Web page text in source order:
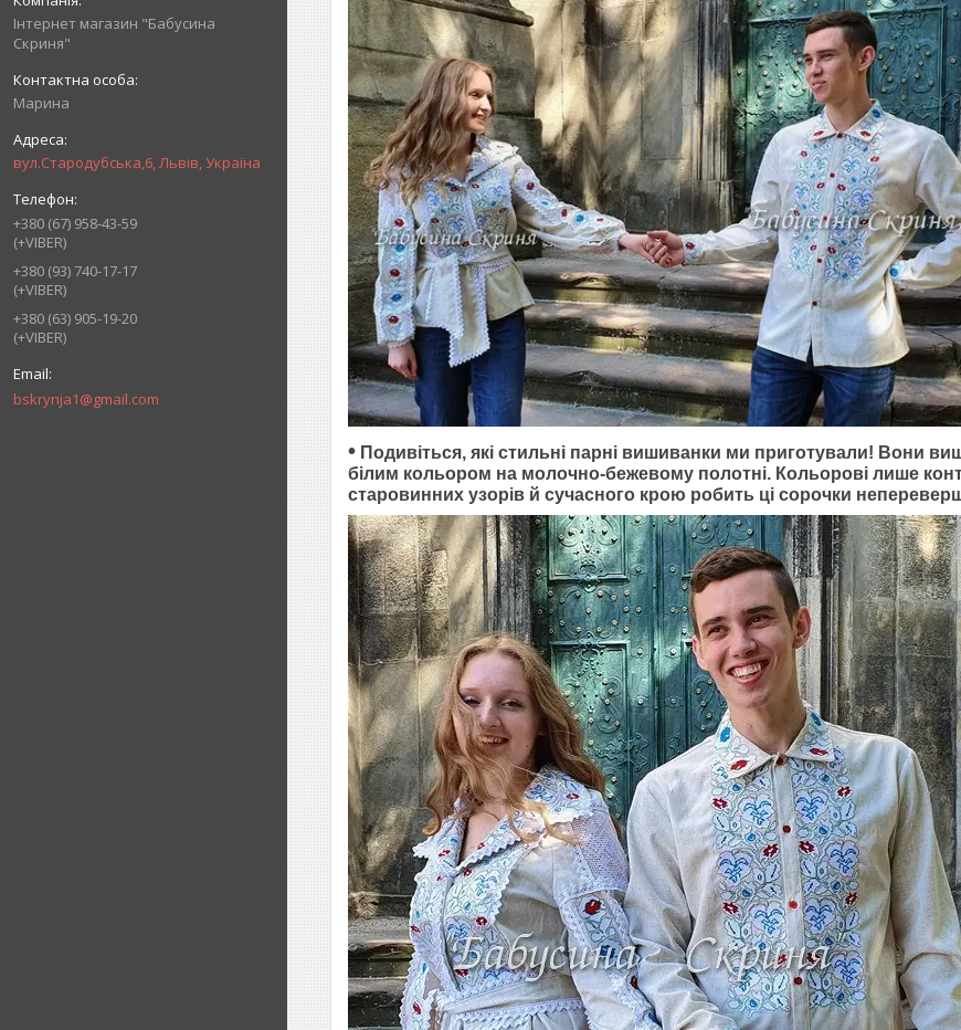
Інтернет магазин "Бабусина
Скриня"
Марина
вул.Стародубська,6, Львів, Україна
+380 (67) 958-43-59
(+VIBER)
+380 (93) 740-17-17
(+VIBER)
+380 (63) 905-19-20
(+VIBER)
bskrynja1@gmail.com
• Подивіться, які стильні парні вишиванки ми приготували! Вони
білим кольором на молочно-бежевому полотні. Кольорові лише
старовинних узорів й сучасного крою робить ці сорочки